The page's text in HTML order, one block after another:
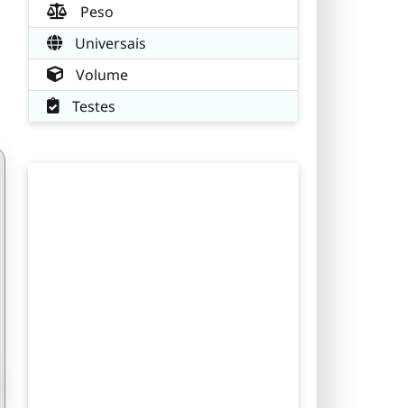
Peso
Universais
Volume
Testes